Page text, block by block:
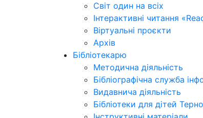
Світ один на всіх
Інтерактивні читання
Віртуальні проєкти
Архів
Бібліотекарю
Методична діяльність
Бібліографічна служба
Видавнича діяльність
Бібліотеки для дітей